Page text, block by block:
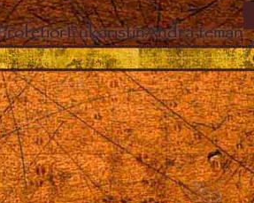
EukaristinAndra teman